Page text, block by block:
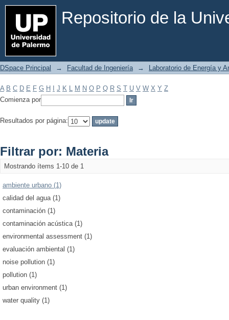
Repositorio de la
Filtrar por: Materia
DSpace Principal → Facultad de Ingeniería → Laboratorio de Energía y
A B C D E F G H J K L M N O P Q R S T U V W X Y Z
Comienza por
Resultados por página:
Filtrar por: Materia
Mostrando ítems 1-10 de 1
ambiente urbano (1)
calidad del agua (1)
contaminación (1)
contaminación acústica (1)
environmental assessment (1)
evaluación ambiental (1)
noise pollution (1)
pollution (1)
urban environment (1)
water quality (1)